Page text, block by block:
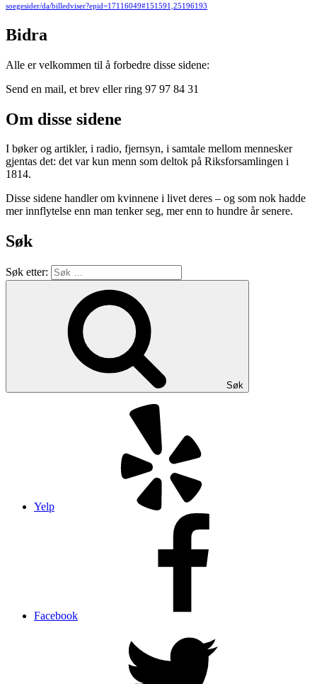
soegesider/da/billedviser?epid=17116049#151591,25196193
Bidra
Alle er velkommen til å forbedre disse sidene:
Send en mail, et brev eller ring 97 97 84 31
Om disse sidene
I bøker og artikler, i radio, fjernsyn, i samtale mellom mennesker
gjentas det: det var kun menn som deltok på Riksforsamlingen i
1814.
Disse sidene handler om kvinnene i livet deres – og som nok hadde
mer innflytelse enn man tenker seg, mer enn to hundre år senere.
Søk
Søk etter:
Søk
Yelp
Facebook